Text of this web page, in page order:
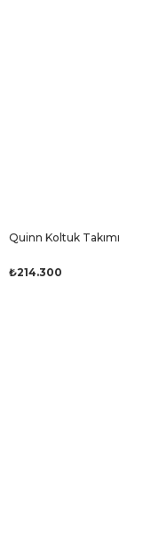
Quinn Koltuk Takımı
₺214.300